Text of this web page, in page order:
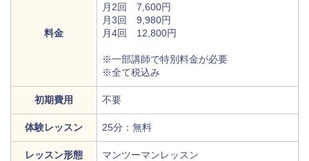
料金
月2回 7,600円
月3回 9,980円
月4回 12,800円
※一部講師で特別料金が必要
※全て税込み
初期費用 不要
体験レッスン 25分：無料
レッスン形態 マンツーマンレッスン